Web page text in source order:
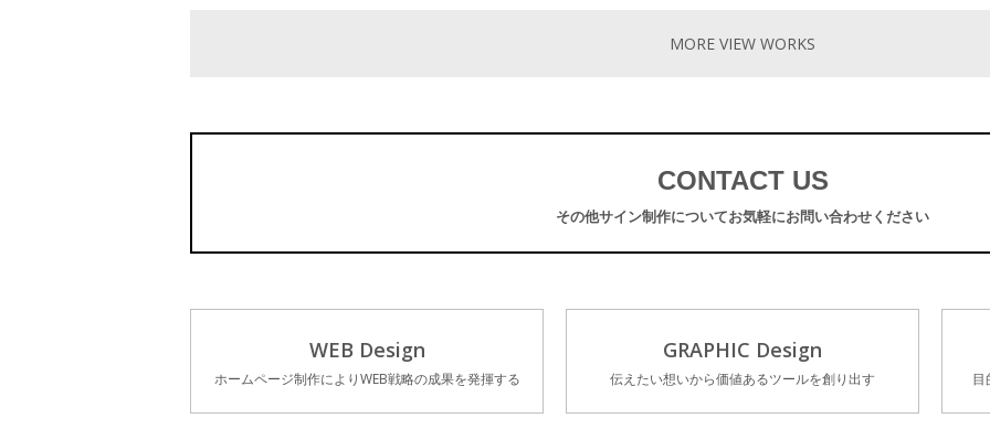
MORE VIEW WORKS
CONTACT US
その他サイン制作についてお気軽にお問い合わせください
WEB Design
ホームページ制作によりWEB戦略の成果を発揮する
GRAPHIC Design
伝えたい想いから価値あるツールを創り出す 目